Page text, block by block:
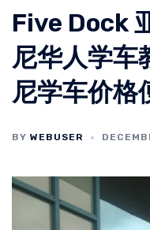
Five Dock
尼华人学车
尼学车价格
BY WEBUSER